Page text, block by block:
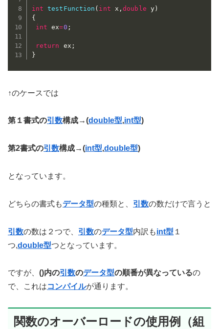
int testFunction ( int x ,double y)
{
int ex=0 ;
return ex ;
}
↑のケースでは
第１書式の引数構成→(double型,int型)
第2書式の引数構成→(int型,double型)
となっています。
どちらの書式もデータ型の種類と、 引数の数だけで言うと
引数の数は２つで、 引数のデータ型内訳もint型 １
つ,double型つとなっています。
ですが、 ()内の引数のデータ型の順番が異なっているの
で、これはコンパイルが通ります。
関数のオーバーロードの使用例（組